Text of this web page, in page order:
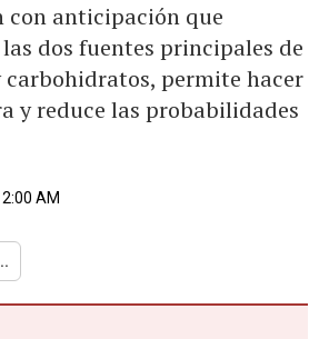
con anticipación que
dos fuentes principales de
carbohidratos, permite hacer
y reduce las probabilidades
AM